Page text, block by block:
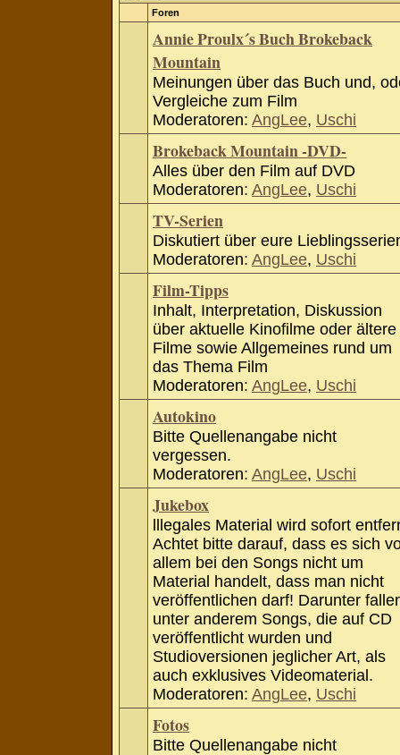
Foren
Annie Proulx´s Buch Brokeback
Mountain
Meinungen über das Buch und,
Vergleiche zum Film
Moderatoren: AngLee, Uschi
Brokeback Mountain -DVD-
Alles über den Film auf DVD
Moderatoren: AngLee, Uschi
TV-Serien
Diskutiert über eure
Moderatoren: AngLee, Uschi
Film-Tipps
Inhalt, Interpretation, Diskussion
über aktuelle Kinofilme oder ältere
Filme sowie Allgemeines rund um
das Thema Film
Moderatoren: AngLee, Uschi
Autokino
Bitte Quellenangabe nicht
vergessen.
Moderatoren: AngLee, Uschi
Jukebox
lllegales Material wird sofort
Achtet bitte darauf, dass es sich
allem bei den Songs nicht um
Material handelt, dass man nicht
veröffentlichen darf! Darunter
unter anderem Songs, die auf CD
veröffentlicht wurden und
Studioversionen jeglicher Art, als
auch exklusives Videomaterial.
Moderatoren: AngLee, Uschi
Fotos
Bitte Quellenangabe nicht